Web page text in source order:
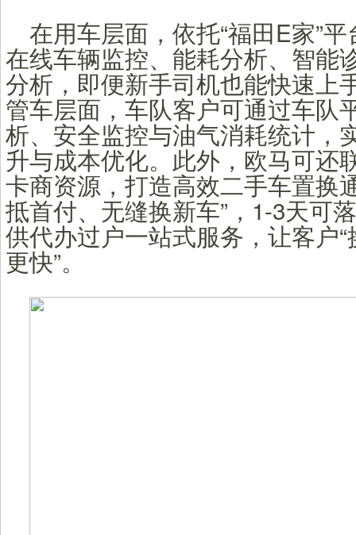
在用车层面，依托“福田E家”
在线车辆监控、能耗分析、智能
分析，即便新手司机也能快速上
管车层面，车队客户可通过车队
析、安全监控与油气消耗统计，
升与成本优化。此外，欧马可还
卡商资源，打造高效二手车置换
抵首付、无缝换新车”，1-3天可
供代办过户一站式服务，让客户
更快”。